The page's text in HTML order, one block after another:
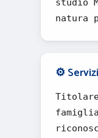
studio
natura
⚙️